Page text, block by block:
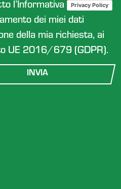
l’Informativa Privacy Policy
dei miei dati
della mia richiesta, ai
UE 2016/679 (GDPR).
INVIA